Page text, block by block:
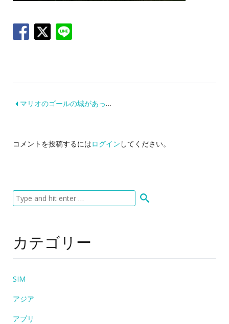
マリオのゴールの城があったよ！リスボン
コメントを投稿するにはログイン してください。
カテゴリー
SIM
アジア
アプリ